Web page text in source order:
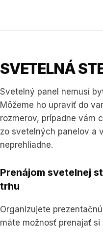
SVETELNÁ
Svetelný panel nemusí
Môžeme ho upraviť do
rozmerov, prípadne vám
zo svetelných panelov a
neprehliadne.
Prenájom svetelnej
trhu
Organizujete
máte možnosť prenajať